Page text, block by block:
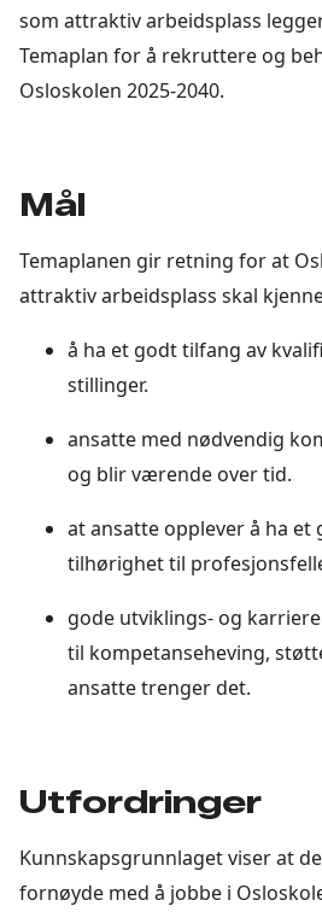
som attraktiv arbeidsplass
Temaplan for å rekruttere og
Osloskolen 2025-2040.
Mål
Temaplanen gir retning for at
attraktiv arbeidsplass skal
å ha et godt tilfang av
stillinger.
ansatte med nødvendig
og blir værende over tid.
at ansatte opplever å ha
tilhørighet til
gode utviklings- og
til kompetanseheving,
ansatte trenger det.
Utfordringer
Kunnskapsgrunnlaget viser at
fornøyde med å jobbe i